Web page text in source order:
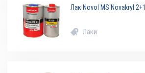
Лак Novol MS Novakryl 2+1
Лаки